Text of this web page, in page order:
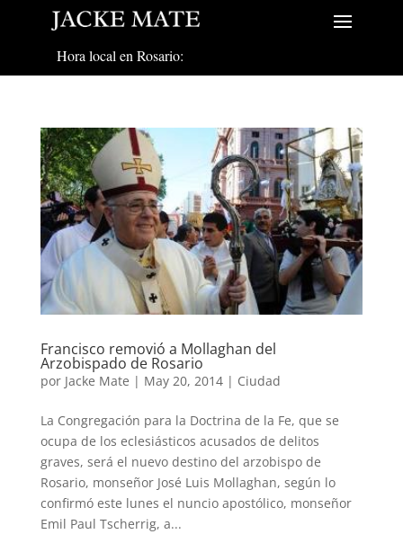
Hora local en Rosario:
Francisco removió a Mollaghan del
Arzobispado de Rosario
por Jacke Mate | May 20, 2014| Ciudad
La Congregación para la Doctrina de la Fe, que se
ocupa de los eclesiásticos acusados de delitos
graves, será el nuevo destino del arzobispo de
Rosario, monseñor José Luis Mollaghan, según lo
confirmó este lunes el nuncio apostólico, monseñor
Emil Paul Tscherrig, a...